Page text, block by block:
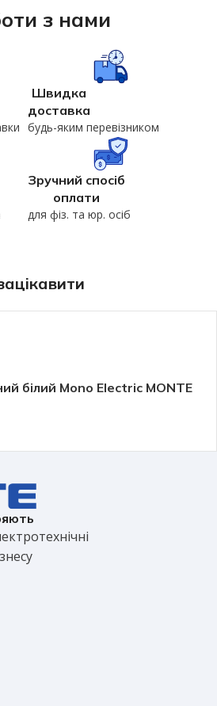
з нами
Швидка
доставка
будь-яким перевізником
Зручний спосіб
оплати
для фіз. та юр. осіб
білий Mono Electric MONTE